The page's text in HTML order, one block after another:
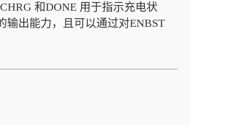
和DONE 用于指示充电状
输出能力，且可以通过对ENBST